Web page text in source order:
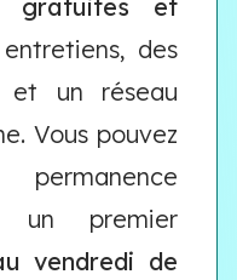
gratuites et
des
et un réseau
Vous pouvez
un premier
vendredi de